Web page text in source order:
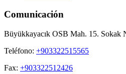
Comunicación
Büyükkayacık OSB Mah. 15. Sokak
Teléfono: +903322515565
Fax: +903322512426